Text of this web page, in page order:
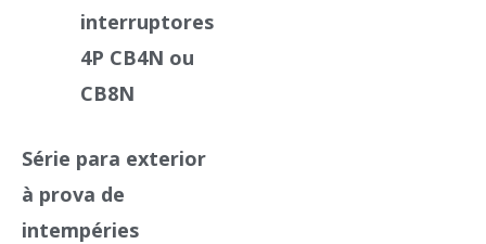
interruptores
4P CB4N ou
CB8N
Série para exterior
à prova de
intempéries